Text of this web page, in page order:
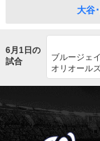
大谷
6月1日の
試合
ブルージェ
オリオール